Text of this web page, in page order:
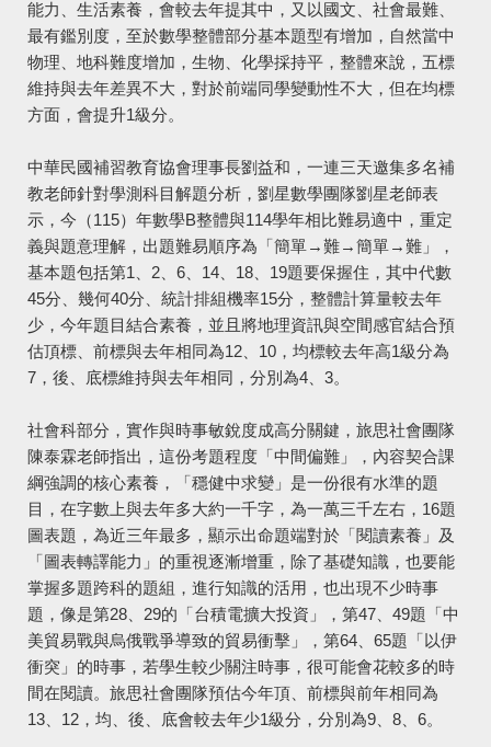
能力、生活素養，會較去年提其中，又以國文、社會最難、
最有鑑別度，至於數學整體部分基本題型有增加，自然當中
物理、地科難度增加，生物、化學採持平，整體來說，五標
維持與去年差異不大，對於前端同學變動性不大，但在均標
方面，會提升1級分。
中華民國補習教育協會理事長劉益和，一連三天邀集多名補
教老師針對學測科目解題分析，劉星數學團隊劉星老師表
示，今（115）年數學B整體與114學年相比難易適中，重定
義與題意理解，出題難易順序為「簡單→難→簡單→難」，
基本題包括第1、2、6、14、18、19題要保握住，其中代數
45分、幾何40分、統計排組機率15分，整體計算量較去年
少，今年題目結合素養，並且將地理資訊與空間感官結合預
估頂標、前標與去年相同為12、10，均標較去年高1級分為
7，後、底標維持與去年相同，分別為4、3。
社會科部分，實作與時事敏銳度成高分關鍵，旅思社會團隊
陳泰霖老師指出，這份考題程度「中間偏難」，內容契合課
綱強調的核心素養，「穩健中求變」是一份很有水準的題
目，在字數上與去年多大約一千字，為一萬三千左右，16題
圖表題，為近三年最多，顯示出命題端對於「閱讀素養」及
「圖表轉譯能力」的重視逐漸增重，除了基礎知識，也要能
掌握多題跨科的題組，進行知識的活用，也出現不少時事
題，像是第28、29的「台積電擴大投資」，第47、49題「中
美貿易戰與烏俄戰爭導致的貿易衝擊」，第64、65題「以伊
衝突」的時事，若學生較少關注時事，很可能會花較多的時
間在閱讀。旅思社會團隊預估今年頂、前標與前年相同為
13、12，均、後、底會較去年少1級分，分別為9、8、6。